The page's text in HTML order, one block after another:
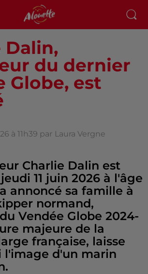
Dalin,
du dernier
Globe, est
à 11h39 par Laura Vergne
Charlie Dalin est
11 juin 2026 à l'âge
annoncé sa famille à
normand,
Vendée Globe 2024-
majeure de la
française, laisse
l'image d'un marin